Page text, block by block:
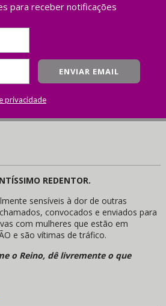
para receber notificações
privacidade
REDENTOR.
sensíveis à dor de outras
convocados e enviados para
com mulheres que estão em
e são vítimas de tráfico.
o Reino, dê livremente o que